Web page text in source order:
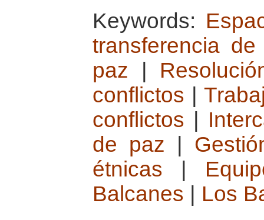
Keywords:
transferencia
paz
conflictos
conflictos
de paz
étnicas
Balcanes
Los